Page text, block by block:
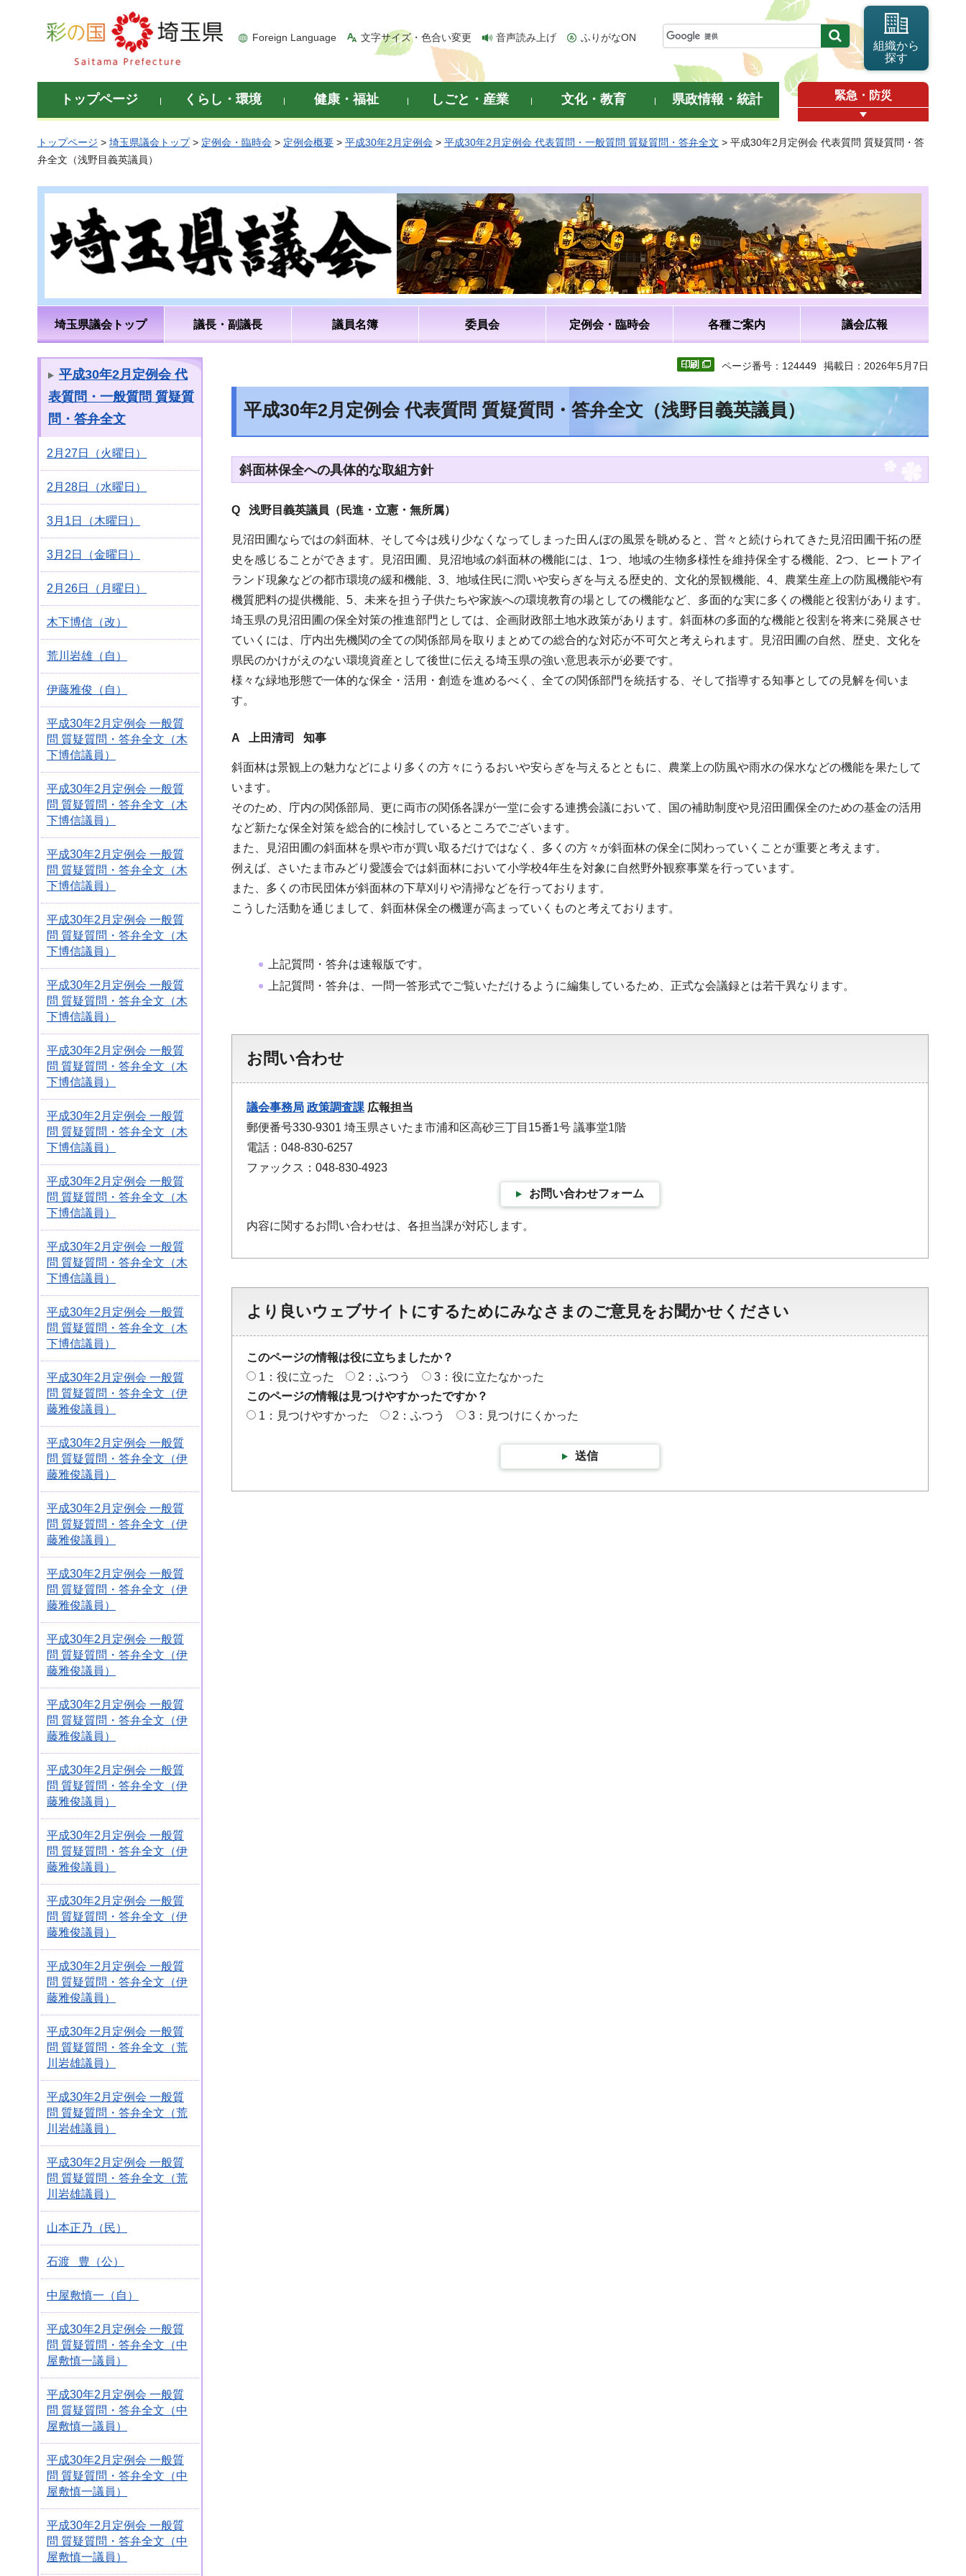
彩の国 埼玉県
Foreign Language 文字サイズ・色合い変更 音声読み上げ ふりがなON
組織から
探す
トップページ くらし・環境 健康・福祉 しごと・産業 文化・教育 県政情報・統計 緊急・防災
トップページ > 埼玉県議会トップ> 定例会・臨時会 > 定例会概要 > 平成30年2月定例会 > 平成30年2月定例会 代表質問・一般質問 質疑質問・答弁全文 > 平成30年2月定例会 代表質問 質疑質問・答
弁全文（浅野目義英議員）
埼玉県議会トップ 議長・副議長 議員名簿 委員会 定例会・臨時会 各種ご案内 議会広報
平成30年2月定例会 代
表質問・一般質問 質疑質
問・答弁全文
2月27日（火曜日）
2月28日（水曜日）
3月1日（木曜日）
3月2日（金曜日）
2月26日（月曜日）
木下博信（改）
荒川岩雄（自）
伊藤雅俊（自）
平成30年2月定例会 一般質
問 質疑質問・答弁全文（木
下博信議員）
平成30年2月定例会 一般質
問 質疑質問・答弁全文（木
下博信議員）
平成30年2月定例会 一般質
問 質疑質問・答弁全文（木
下博信議員）
平成30年2月定例会 一般質
問 質疑質問・答弁全文（木
下博信議員）
平成30年2月定例会 一般質
問 質疑質問・答弁全文（木
下博信議員）
平成30年2月定例会 一般質
問 質疑質問・答弁全文（木
下博信議員）
平成30年2月定例会 一般質
問 質疑質問・答弁全文（木
下博信議員）
平成30年2月定例会 一般質
問 質疑質問・答弁全文（木
下博信議員）
平成30年2月定例会 一般質
問 質疑質問・答弁全文（木
下博信議員）
平成30年2月定例会 一般質
問 質疑質問・答弁全文（木
下博信議員）
平成30年2月定例会 一般質
問 質疑質問・答弁全文（伊
藤雅俊議員）
平成30年2月定例会 一般質
問 質疑質問・答弁全文（伊
藤雅俊議員）
平成30年2月定例会 一般質
問 質疑質問・答弁全文（伊
藤雅俊議員）
平成30年2月定例会 一般質
問 質疑質問・答弁全文（伊
藤雅俊議員）
平成30年2月定例会 一般質
問 質疑質問・答弁全文（伊
藤雅俊議員）
平成30年2月定例会 一般質
問 質疑質問・答弁全文（伊
藤雅俊議員）
平成30年2月定例会 一般質
問 質疑質問・答弁全文（伊
藤雅俊議員）
平成30年2月定例会 一般質
問 質疑質問・答弁全文（伊
藤雅俊議員）
平成30年2月定例会 一般質
問 質疑質問・答弁全文（伊
藤雅俊議員）
平成30年2月定例会 一般質
問 質疑質問・答弁全文（伊
藤雅俊議員）
平成30年2月定例会 一般質
問 質疑質問・答弁全文（荒
川岩雄議員）
平成30年2月定例会 一般質
問 質疑質問・答弁全文（荒
川岩雄議員）
平成30年2月定例会 一般質
問 質疑質問・答弁全文（荒
川岩雄議員）
山本正乃（民）
石渡 豊（公）
中屋敷慎一（自）
平成30年2月定例会 一般質
問 質疑質問・答弁全文（中
屋敷慎一議員）
平成30年2月定例会 一般質
問 質疑質問・答弁全文（中
屋敷慎一議員）
平成30年2月定例会 一般質
問 質疑質問・答弁全文（中
屋敷慎一議員）
平成30年2月定例会 一般質
問 質疑質問・答弁全文（中
屋敷慎一議員）
ページ番号：124449 掲載日：2026年5月7日
平成30年2月定例会 代表質問 質疑質問・答弁全文（浅野目義英議員）
斜面林保全への具体的な取組方針
Q 浅野目義英議員（民進・立憲・無所属）
見沼田圃ならではの斜面林、そして今は残り少なくなってしまった田んぼの風景を眺めると、営々と続けられてきた見沼田圃干拓の歴
史を感じることができます。見沼田圃、見沼地域の斜面林の機能には、1つ、地域の生物多様性を維持保全する機能、2つ、ヒートアイ
ランド現象などの都市環境の緩和機能、3、地域住民に潤いや安らぎを与える歴史的、文化的景観機能、4、農業生産上の防風機能や有
機質肥料の提供機能、5、未来を担う子供たちや家族への環境教育の場としての機能など、多面的な実に多くの機能と役割があります。
埼玉県の見沼田圃の保全対策の推進部門としては、企画財政部土地水政策があります。斜面林の多面的な機能と役割を将来に発展させ
ていくには、庁内出先機関の全ての関係部局を取りまとめての総合的な対応が不可欠と考えられます。見沼田圃の自然、歴史、文化を
県民のかけがえのない環境資産として後世に伝える埼玉県の強い意思表示が必要です。
様々な緑地形態で一体的な保全・活用・創造を進めるべく、全ての関係部門を統括する、そして指導する知事としての見解を伺いま
す。
A 上田清司 知事
斜面林は景観上の魅力などにより多くの方々にうるおいや安らぎを与えるとともに、農業上の防風や雨水の保水などの機能を果たして
います。
そのため、庁内の関係部局、更に両市の関係各課が一堂に会する連携会議において、国の補助制度や見沼田圃保全のための基金の活用
など新たな保全対策を総合的に検討しているところでございます。
また、見沼田圃の斜面林を県や市が買い取るだけではなく、多くの方々が斜面林の保全に関わっていくことが重要と考えます。
例えば、さいたま市みどり愛護会では斜面林において小学校4年生を対象に自然野外観察事業を行っています。
また、多くの市民団体が斜面林の下草刈りや清掃などを行っております。
こうした活動を通じまして、斜面林保全の機運が高まっていくものと考えております。
上記質問・答弁は速報版です。
上記質問・答弁は、一問一答形式でご覧いただけるように編集しているため、正式な会議録とは若干異なります。
お問い合わせ
議会事務局 政策調査課広報担当
郵便番号330-9301 埼玉県さいたま市浦和区高砂三丁目15番1号 議事堂1階
電話：048-830-6257
ファックス：048-830-4923
お問い合わせフォーム
内容に関するお問い合わせは、各担当課が対応します。
より良いウェブサイトにするためにみなさまのご意見をお聞かせください
このページの情報は役に立ちましたか？
1：役に立った
2：ふつう
3：役に立たなかった
このページの情報は見つけやすかったですか？
1：見つけやすかった
2：ふつう 3：見つけにくかった
送信